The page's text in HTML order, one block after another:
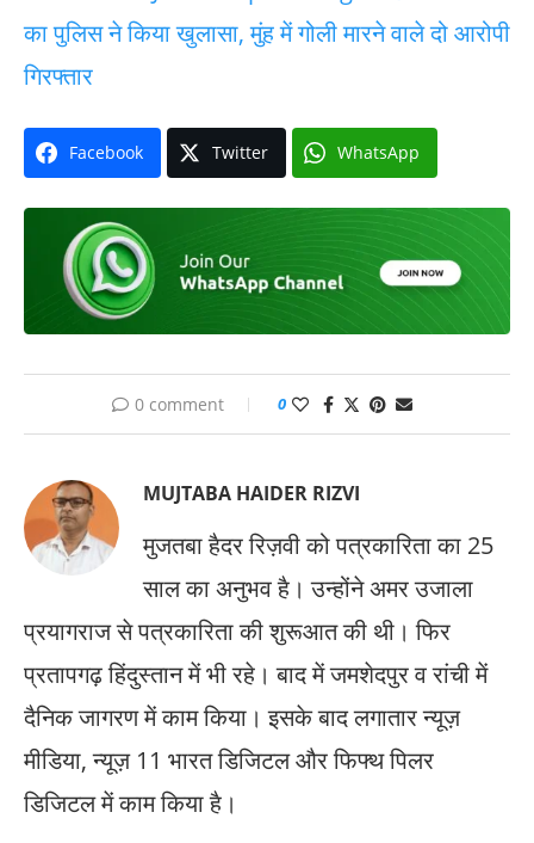
का पुलिस ने किया खुलासा, मुंह में गोली मारने वाले दो आरोपी
गिरफ्तार
Facebook Twitter WhatsApp
0 comment 0
MUJTABA HAIDER RIZVI
मुजतबा हैदर रिज़वी को पत्रकारिता का 25
साल का अनुभव है। उन्होंने अमर उजाला
प्रयागराज से पत्रकारिता की शुरूआत की थी। फिर
प्रतापगढ़ हिंदुस्तान में भी रहे। बाद में जमशेदपुर व रांची में
दैनिक जागरण में काम किया। इसके बाद लगातार न्यूज़
मीडिया, न्यूज़ 11 भारत डिजिटल और फिफ्थ पिलर
डिजिटल में काम किया है।